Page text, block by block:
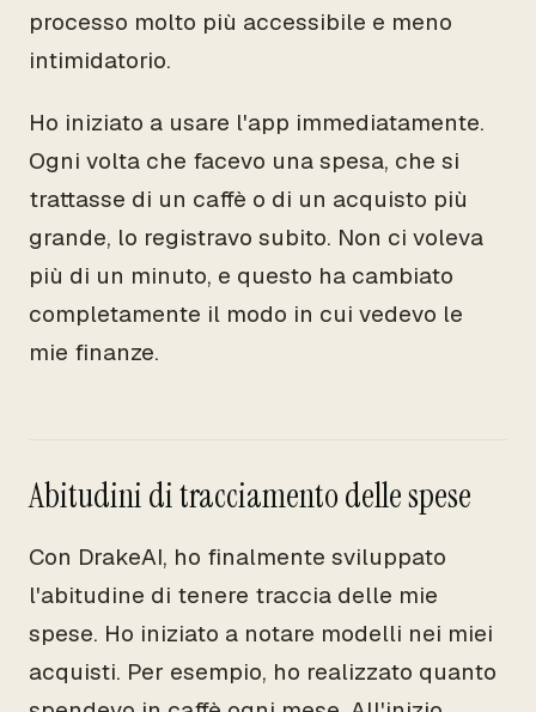
processo molto più accessibile e meno
intimidatorio.
Ho iniziato a usare l'app immediatamente.
Ogni volta che facevo una spesa, che si
trattasse di un caffè o di un acquisto più
grande, lo registravo subito. Non ci voleva
più di un minuto, e questo ha cambiato
completamente il modo in cui vedevo le
mie finanze.
Abitudini di tracciamento delle spese
Con DrakeAI, ho finalmente sviluppato
l'abitudine di tenere traccia delle mie
spese. Ho iniziato a notare modelli nei miei
acquisti. Per esempio, ho realizzato quanto